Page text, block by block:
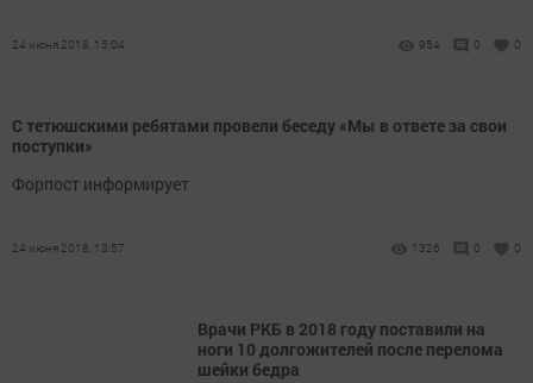
24 июня 2018, 15:04 954 0 0
С тетюшскими ребятами провели беседу «Мы в ответе за свои
поступки»
Форпост информирует
24 июня 2018, 13:57 1326 0 0
Врачи РКБ в 2018 году поставили на
ноги 10 долгожителей после перелома
шейки бедра